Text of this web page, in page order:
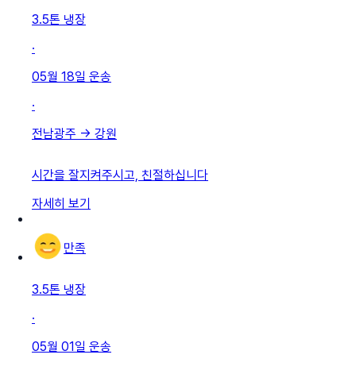
3.5톤 냉장
·
05월 18일 운송
·
전남광주 → 강원
시간을 잘지켜주시고, 친절하십니다
자세히 보기
만족
3.5톤 냉장
·
05월 01일 운송